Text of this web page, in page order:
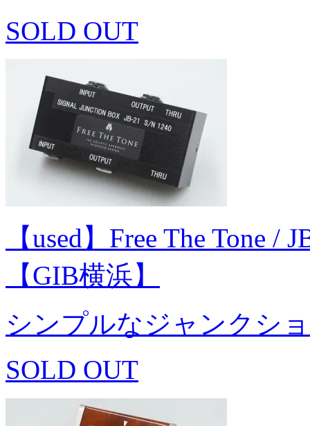
SOLD OUT
【used】Free The Tone
【GIB横浜】
シンプルなジャンクシ
SOLD OUT